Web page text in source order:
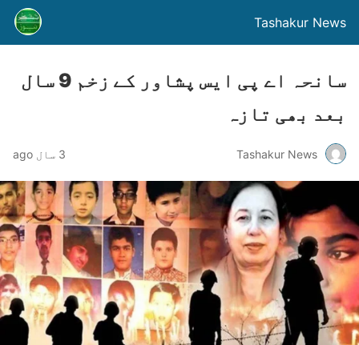
Tashakur News
سانحہ اے پی ایس پشاور کے زخم 9 سال
بعد بھی تازہ
Tashakur News 3 سال ago